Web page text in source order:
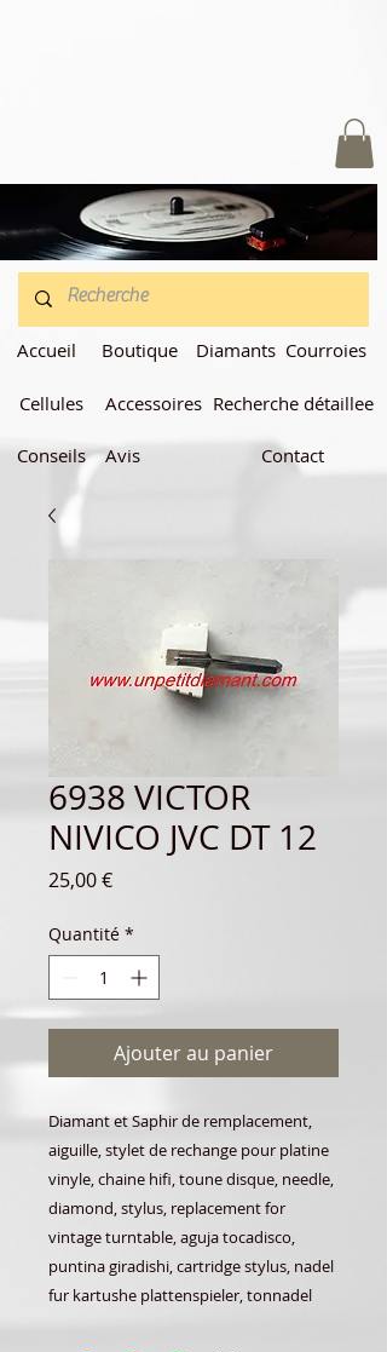
Accueil
Cellules
Conseils
Boutique
Accessoires
Avis
Diamants Courroies
Recherche détaillee
Contact
6938 VICTOR
NIVICO JVC DT 12
25,00 €Prix
Quantité *
Ajouter au panier
Diamant et Saphir de remplacement,
aiguille, stylet de rechange pour platine
vinyle, chaine hifi, toune disque, needle,
diamond, stylus, replacement for
vintage turntable, aguja tocadisco,
puntina giradishi, cartridge stylus, nadel
fur kartushe plattenspieler, tonnadel